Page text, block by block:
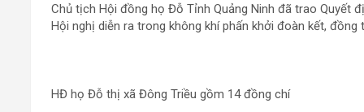
Chủ tịch Hội đồng họ Đỗ Tỉnh Quảng Ninh đã trao Quyết
Hội nghị diễn ra trong không khí phấn khởi đoàn kết,
HĐ họ Đỗ thị xã Đông Triều gồm 14 đồng chí